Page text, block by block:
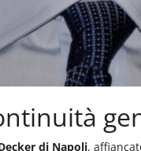
di Napoli,